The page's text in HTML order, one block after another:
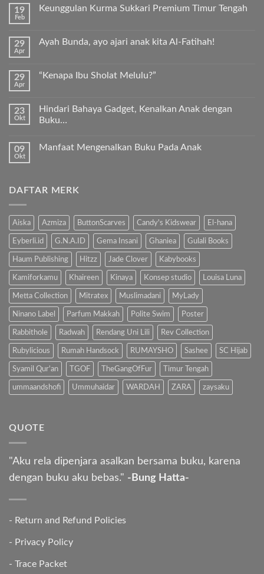
19
Feb
Keunggulan Kurma Sukkari Premium Timur Tengah
pada
Premium
29
Apr
Ayah Bunda, ayo ajari anak kita Al-Fatihah!
pada
ajari
kita
29
Apr
“Kenapa Ibu Sholat Melulu?”
pada
“Kenapa
23
Okt
Hindari Bahaya Gadget, Kenalkan Anak dengan
Buku…
komentar
Kenalkan
Anak
09
Okt
Manfaat Mengenalkan Buku Pada Anak
Manfaat
Anak
DAFTAR MERK
Aiska Azmiza ButtonScarves Candy's Kidswear El-hana
Eyberli.id G.N.A.ID Gema Insani Ghaniea Gulali Books
Haum Publishing Hitzz Jade Clover Kabybooks
Kamiforkamu Khaireen Kinaya Konsep studio Louisa Luna
Metta Collection Mitratex Muslimadani MyLady
Ninano Label Parfum Makkah Polite Swim Poster
Rabbithole Radwah Rendang Uni Lili Rev Collection
Rubylicious Rumah Handsock RUMAYSHO Sashee SC Hijab
Syamil Qur'an TGOF TheGangOfFur Timur Tengah
ummaandshofi Ummuhaidar WARDAH ZARA zaysaku
QUOTE
"Aku rela dipenjara asalkan bersama buku, karena
dengan buku aku bebas." -Bung Hatta-
- Return and Refund Policies
- Privacy Policy
- Trace Packet